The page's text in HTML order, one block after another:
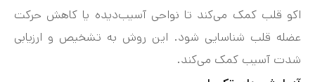
اکو قلب کمک می‌کند تا نواحی آسیب‌دیده یا کاهش حرکت
عضله قلب شناسایی شود. این روش به تشخیص و ارزیابی
شدت آسیب کمک می‌کند.